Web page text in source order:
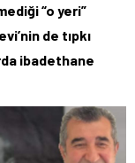
“o yeri”
de tıpkı
ibadethane